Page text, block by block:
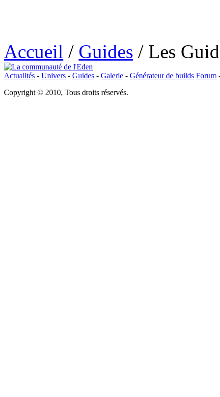
Accueil / Guides / Les
Actualités - Univers - Guides - Galerie - Générateur de builds Forum
Copyright © 2010, Tous droits réservés.